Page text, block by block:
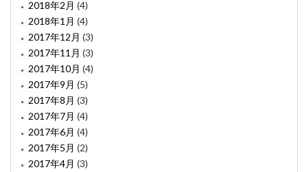
2018年2月 (4)
2018年1月 (4)
2017年12月 (3)
2017年11月 (3)
2017年10月 (4)
2017年9月 (5)
2017年8月 (3)
2017年7月 (4)
2017年6月 (4)
2017年5月 (2)
2017年4月 (3)